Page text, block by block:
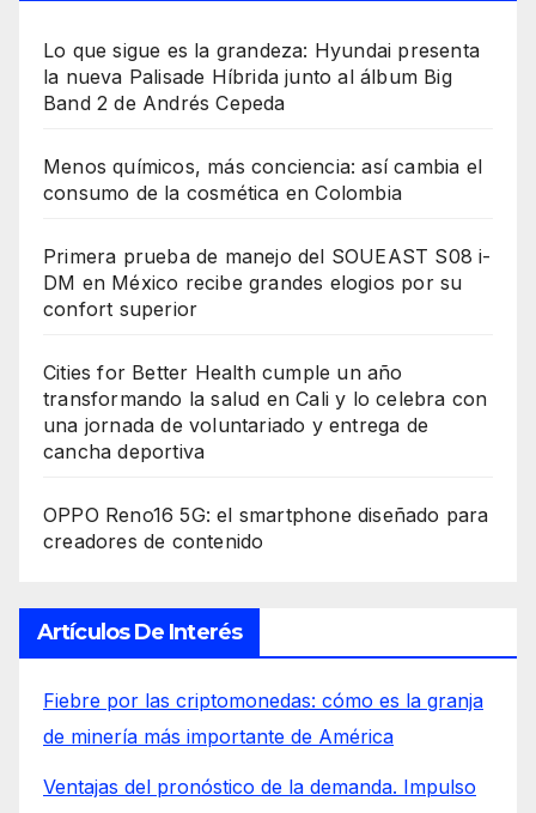
Lo que sigue es la grandeza: Hyundai presenta
la nueva Palisade Híbrida junto al álbum Big
Band 2 de Andrés Cepeda
Menos químicos, más conciencia: así cambia el
consumo de la cosmética en Colombia
Primera prueba de manejo del SOUEAST S08 i-
DM en México recibe grandes elogios por su
confort superior
Cities for Better Health cumple un año
transformando la salud en Cali y lo celebra con
una jornada de voluntariado y entrega de
cancha deportiva
OPPO Reno16 5G: el smartphone diseñado para
creadores de contenido
Artículos De Interés
Fiebre por las criptomonedas: cómo es la granja
de minería más importante de América
Ventajas del pronóstico de la demanda. Impulso